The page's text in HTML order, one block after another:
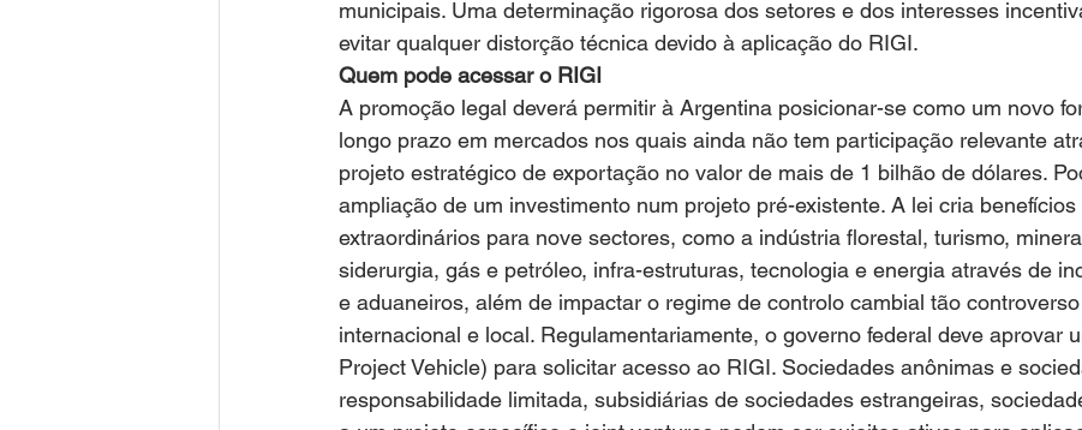
municipais. Uma determinação rigorosa dos setores e dos interesses
evitar qualquer distorção técnica devido à aplicação do RIGI.
Quem pode acessar o RIGI
A promoção legal deverá permitir à Argentina posicionar-se como um novo
longo prazo em mercados nos quais ainda não tem participação relevante
projeto estratégico de exportação no valor de mais de 1 bilhão de dólares.
ampliação de um investimento num projeto pré-existente. A lei cria benefícios
extraordinários para nove sectores, como a indústria florestal, turismo,
siderurgia, gás e petróleo, infra-estruturas, tecnologia e energia através de
e aduaneiros, além de impactar o regime de controlo cambial tão
internacional e local. Regulamentariamente, o governo federal deve aprovar
Project Vehicle) para solicitar acesso ao RIGI. Sociedades anônimas e
responsabilidade limitada, subsidiárias de sociedades estrangeiras,